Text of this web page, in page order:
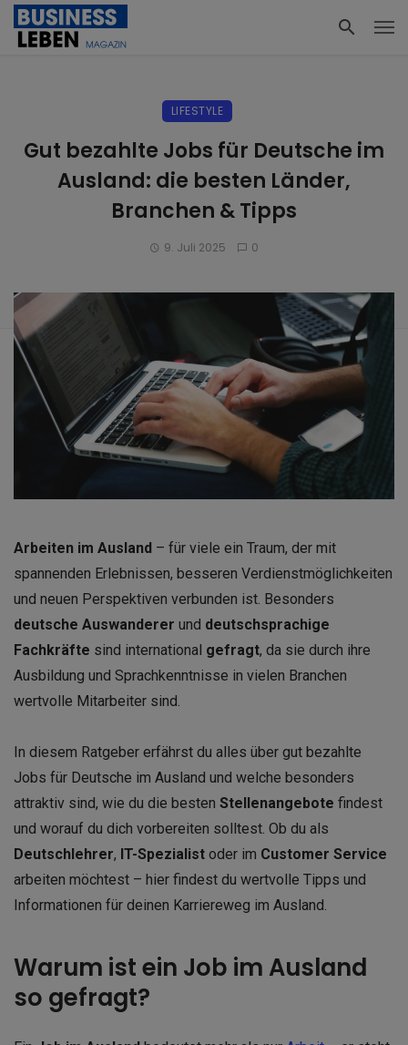
LIFESTYLE
Gut bezahlte Jobs für Deutsche im
Ausland: die besten Länder,
Branchen & Tipps
9. Juli 2025 0
Arbeiten im Ausland – für viele ein Traum, der mit
spannenden Erlebnissen, besseren Verdienstmöglichkeiten
und neuen Perspektiven verbunden ist. Besonders
deutsche Auswanderer und deutschsprachige
Fachkräfte sind international gefragt, da sie durch ihre
Ausbildung und Sprachkenntnisse in vielen Branchen
wertvolle Mitarbeiter sind.
In diesem Ratgeber erfährst du alles über gut bezahlte
Jobs für Deutsche im Ausland und welche besonders
attraktiv sind, wie du die besten Stellenangebote findest
und worauf du dich vorbereiten solltest. Ob du als
Deutschlehrer, IT-Spezialist oder im Customer Service
arbeiten möchtest – hier findest du wertvolle Tipps und
Informationen für deinen Karriereweg im Ausland.
Warum ist ein Job im Ausland
so gefragt?